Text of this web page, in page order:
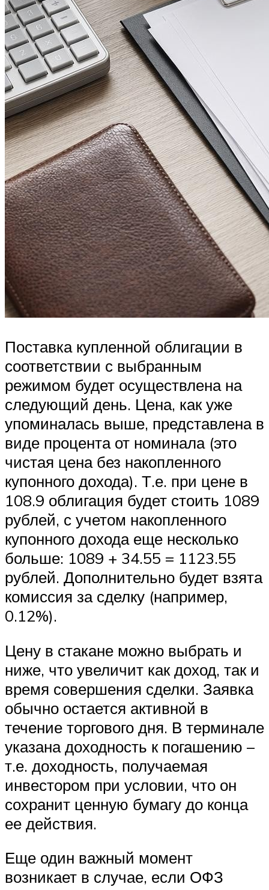
Поставка купленной облигации в
соответствии с выбранным
режимом будет осуществлена на
следующий день. Цена, как уже
упоминалась выше, представлена в
виде процента от номинала (это
чистая цена без накопленного
купонного дохода). Т.е. при цене в
108.9 облигация будет стоить 1089
рублей, с учетом накопленного
купонного дохода еще несколько
больше: 1089 + 34.55 = 1123.55
рублей. Дополнительно будет взята
комиссия за сделку (например,
0.12%).
Цену в стакане можно выбрать и
ниже, что увеличит как доход, так и
время совершения сделки. Заявка
обычно остается активной в
течение торгового дня. В терминале
указана доходность к погашению –
т.е. доходность, получаемая
инвестором при условии, что он
сохранит ценную бумагу до конца
ее действия.
Еще один важный момент
возникает в случае, если ОФЗ